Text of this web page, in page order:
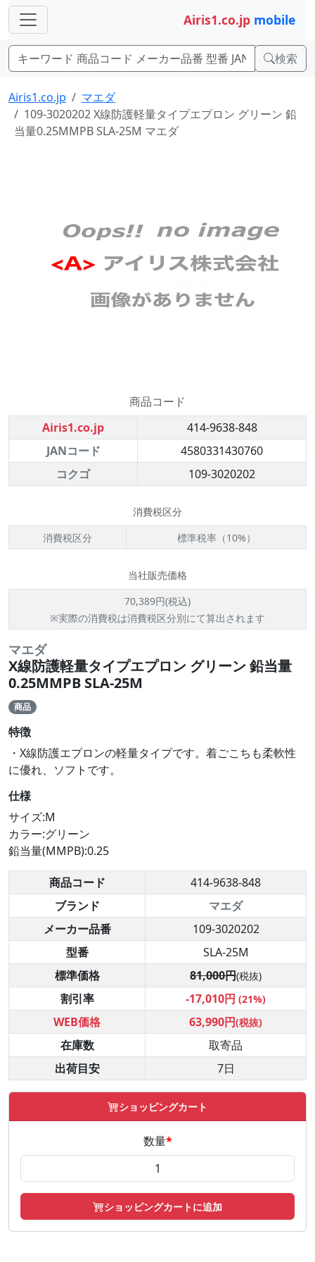
Airis1.co.jp mobile
検索
Airis1.co.jp
マエダ
109-3020202 X線防護軽量タイプエプロン グリーン 鉛
当量0.25MMPB SLA-25M マエダ
商品コード
Airis1.co.jp
414-9638-848
JANコード
4580331430760
コクゴ
109-3020202
消費税区分
消費税区分
標準税率（10%）
当社販売価格
70,389円(税込)
※実際の消費税は消費税区分別にて算出されます
マエダ
X線防護軽量タイプエプロン グリーン 鉛当量
0.25MMPB SLA-25M
商品
特徴
・X線防護エプロンの軽量タイプです。着ごこちも柔軟性
に優れ、ソフトです。
仕様
サイズ:M
カラー:グリーン
鉛当量(MMPB):0.25
商品コード
414-9638-848
ブランド
マエダ
メーカー品番
109-3020202
型番
SLA-25M
標準価格
81,000円(税抜)
割引率 -17,010円 (21%)
WEB価格 63,990円(税抜)
在庫数
取寄品
出荷目安
7日
ショッピングカート
数量*
ショッピングカートに追加